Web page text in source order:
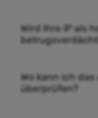
Wird Ihre IP als
Wo kann ich
überprüfen?